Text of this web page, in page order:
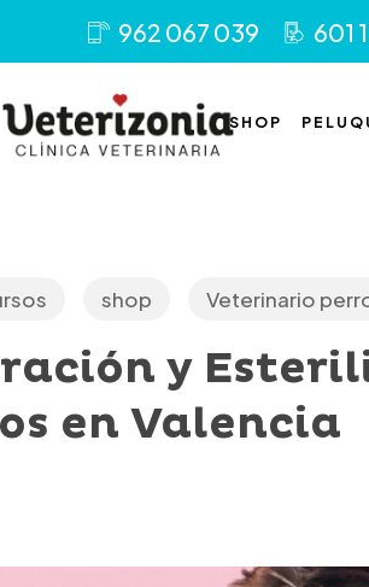
962 067 039 601
SHOP
shop Veterinario
y
en Valencia